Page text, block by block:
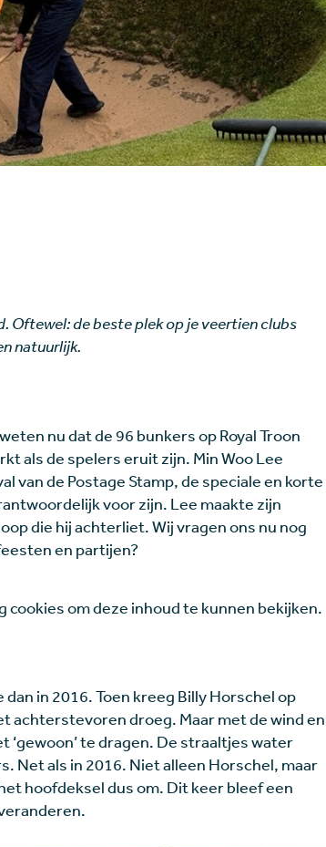
Oftewel: de beste plek op je veertien clubs
natuurlijk.
nu dat de 96 bunkers op Royal Troon
als de spelers eruit zijn. Min Woo Lee
van de Postage Stamp, de speciale en korte
voor zijn. Lee maakte zijn
die hij achterliet. Wij vragen ons nu nog
en partijen?
om deze inhoud te kunnen bekijken.
in 2016. Toen kreeg Billy Horschel op
achterstevoren droeg. Maar met de wind en
‘gewoon’ te dragen. De straaltjes water
Net als in 2016. Niet alleen Horschel, maar
hoofdeksel dus om. Dit keer bleef een